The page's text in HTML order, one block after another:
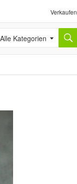
Verkaufen
Alle Kategorien